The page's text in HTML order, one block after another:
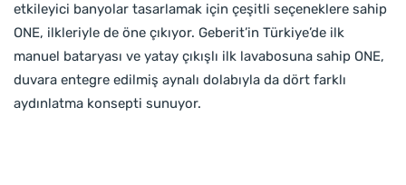
etkileyici banyolar tasarlamak için çeşitli seçeneklere sahip
ONE, ilkleriyle de öne çıkıyor. Geberit’in Türkiye’de ilk
manuel bataryası ve yatay çıkışlı ilk lavabosuna sahip ONE,
duvara entegre edilmiş aynalı dolabıyla da dört farklı
aydınlatma konsepti sunuyor.